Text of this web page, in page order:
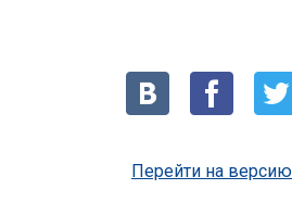
Перейти на